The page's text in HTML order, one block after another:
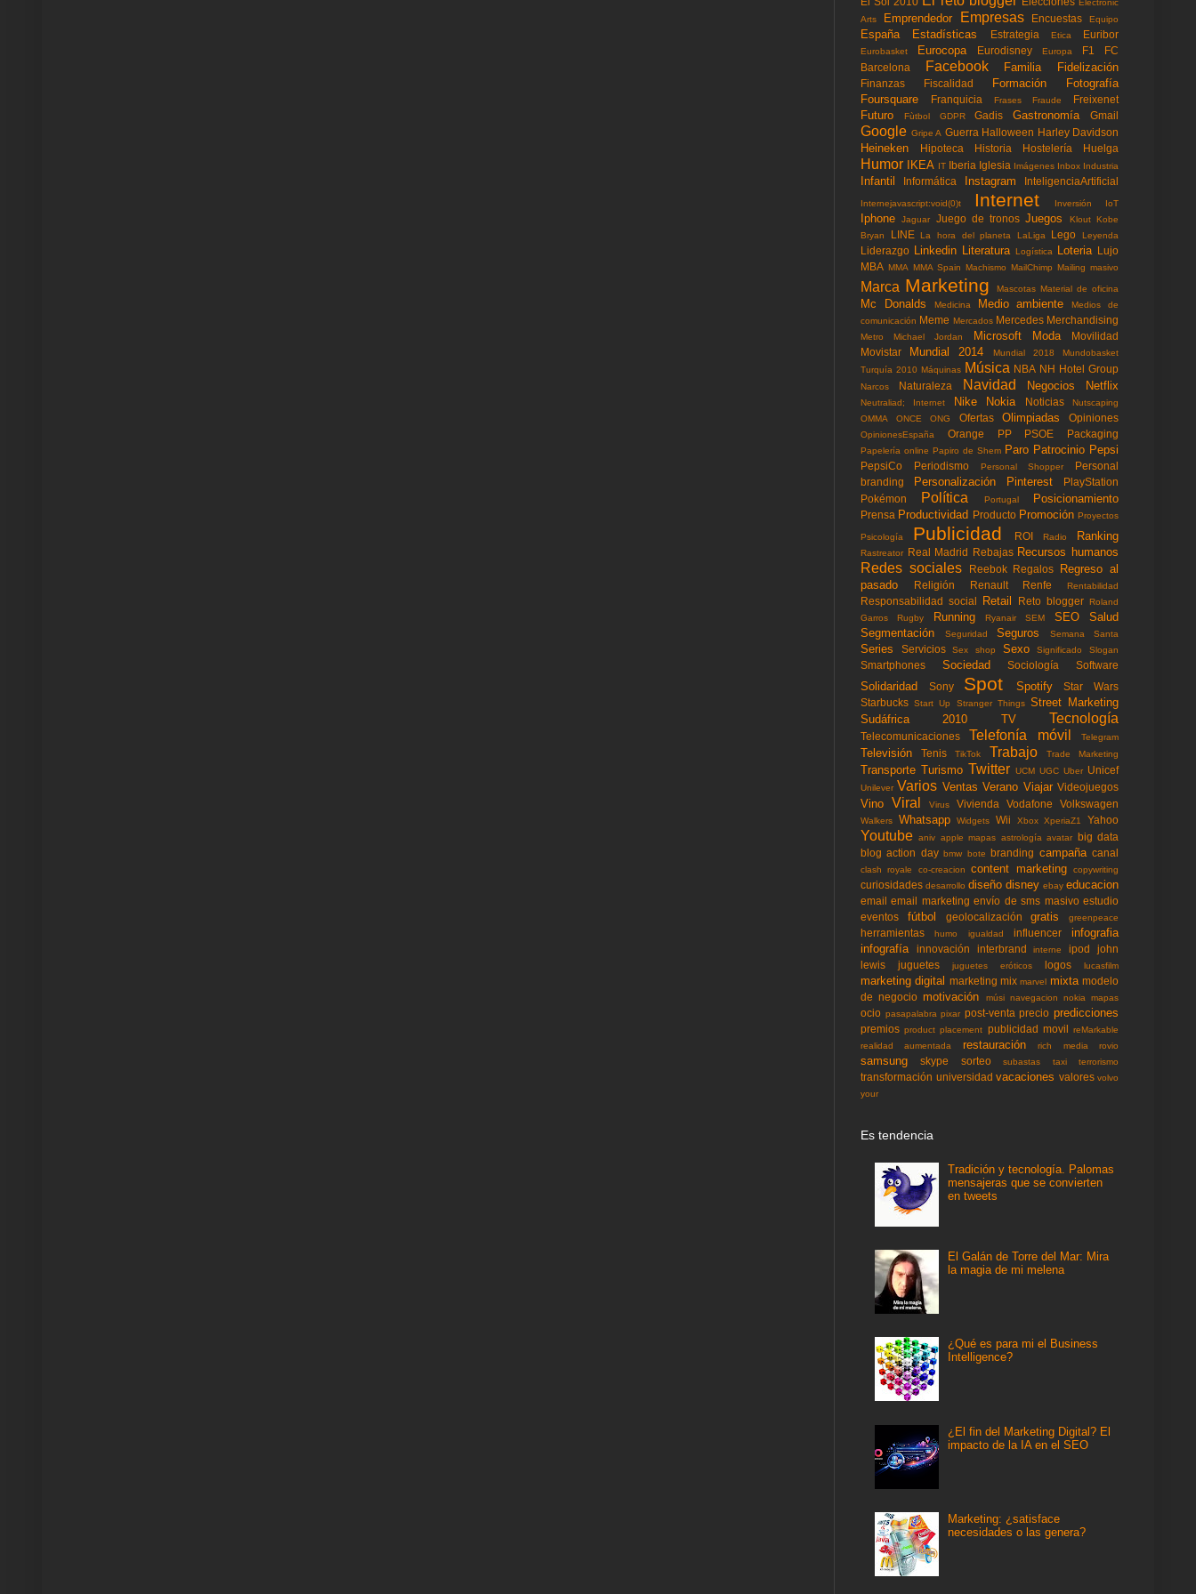
Electronic
Arts
Emprendedor Empresas Encuestas Equipo
España Estadísticas Estrategia Etica Euribor
Eurobasket Eurocopa Eurodisney Europa F1
FC
Barcelona
Facebook Familia Fidelización
Finanzas Fiscalidad Formación
Fotografía
Foursquare
Franquicia Frases Fraude Freixenet
Futuro Fùtbol GDPR Gadis Gastronomía Gmail
Google Gripe A Guerra Halloween Harley Davidson
Heineken Hipoteca Historia Hostelería Huelga
Humor IKEA IT Iberia Iglesia Imágenes Inbox Industria
Infantil Informática Instagram InteligenciaArtificial
Internejavascript:void(0)t Internet Inversión IoT
Iphone Jaguar Juego de tronos Juegos Klout Kobe
Bryan
LINE La hora del planeta LaLiga Lego Leyenda
Liderazgo Linkedin Literatura Logística Loteria Lujo
MBA MMA MMA Spain Machismo MailChimp Mailing masivo
Marca Marketing Mascotas Material de oficina
Mc Donalds Medicina Medio ambiente
Medios de
comunicación Meme Mercados Mercedes Merchandising
Metro Michael Jordan Microsoft Moda
Movilidad
Movistar
Mundial 2014 Mundial 2018
Mundobasket
Turquía 2010 Máquinas Música NBA NH Hotel Group
Narcos Naturaleza Navidad Negocios Netflix
Neutraliad; Internet Nike Nokia Noticias
Nutscaping
OMMA
ONCE ONG Ofertas Olimpiadas Opiniones
OpinionesEspaña Orange PP PSOE Packaging
Papelería online Papiro de Shem Paro Patrocinio Pepsi
PepsiCo Periodismo Personal Shopper
Personal
branding
Personalización Pinterest
PlayStation
Pokémon
Política Portugal Posicionamiento
Prensa Productividad Producto Promoción Proyectos
Psicología Publicidad ROI Radio Ranking
Rastreator Real Madrid Rebajas Recursos humanos
Redes sociales Reebok Regalos
Regreso al
pasado
Religión Renault Renfe Rentabilidad
Responsabilidad social Retail Reto blogger Roland
Garros
Rugby Running Ryanair SEM SEO
Salud
Segmentación
Seguridad Seguros Semana Santa
Series Servicios Sex shop Sexo Significado Slogan
Smartphones Sociedad Sociología Software
Solidaridad Sony Spot Spotify
Star Wars
Starbucks Start Up Stranger Things Street Marketing
Sudáfrica 2010
TV Tecnología
Telecomunicaciones Telefonía móvil Telegram
Televisión Tenis TikTok Trabajo Trade Marketing
Transporte Turismo Twitter UCM UGC Uber Unicef
Unilever Varios Ventas Verano Viajar Videojuegos
Vino Viral Virus Vivienda Vodafone Volkswagen
Walkers Whatsapp Widgets Wii Xbox XperiaZ1 Yahoo
Youtube aniv apple mapas astrología avatar big data
blog action day bmw bote branding campaña canal
clash royale co-creacion content marketing copywriting
curiosidades desarrollo diseño disney ebay educacion
email email marketing envío de sms masivo estudio
eventos
fútbol geolocalización gratis greenpeace
herramientas humo igualdad influencer
infografia
infografía
innovación interbrand interne ipod
john
lewis
juguetes juguetes eróticos logos lucasfilm
marketing digital marketing mix marvel mixta modelo
de negocio motivación músi navegacion nokia mapas
ocio pasapalabra pixar post-venta precio predicciones
premios product placement publicidad movil reMarkable
realidad aumentada
restauración rich media rovio
samsung skype sorteo subastas taxi terrorismo
transformación universidad vacaciones valores volvo
your
Es tendencia
Tradición y tecnología. Palomas
mensajeras que se convierten
en tweets
El Galán de Torre del Mar: Mira
la magia de mi melena
¿Qué es para mi el Business
Intelligence?
¿El fin del Marketing Digital? El
impacto de la IA en el SEO
Marketing: ¿satisface
necesidades o las genera?